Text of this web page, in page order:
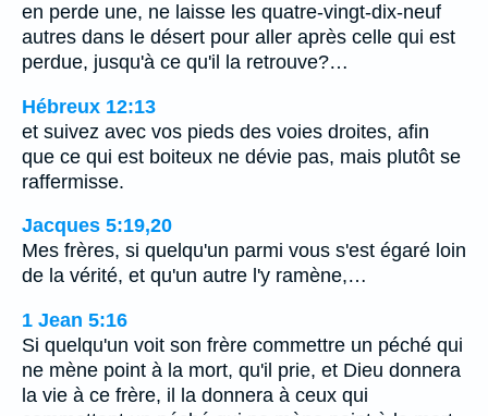
en perde une, ne laisse les quatre-vingt-dix-neuf
autres dans le désert pour aller après celle qui est
perdue, jusqu'à ce qu'il la retrouve?…
Hébreux 12:13
et suivez avec vos pieds des voies droites, afin
que ce qui est boiteux ne dévie pas, mais plutôt se
raffermisse.
Jacques 5:19,20
Mes frères, si quelqu'un parmi vous s'est égaré loin
de la vérité, et qu'un autre l'y ramène,…
1 Jean 5:16
Si quelqu'un voit son frère commettre un péché qui
ne mène point à la mort, qu'il prie, et Dieu donnera
la vie à ce frère, il la donnera à ceux qui